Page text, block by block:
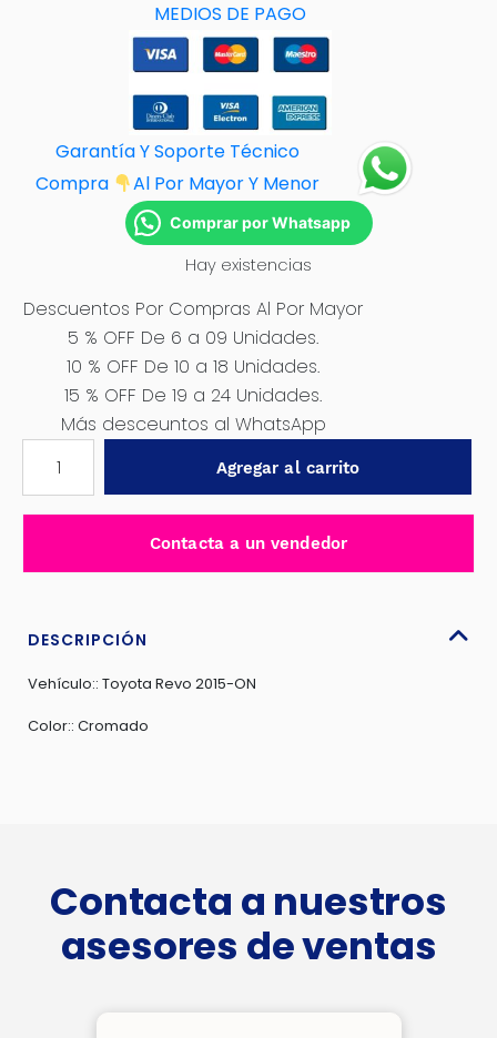
MEDIOS DE PAGO
Garantía Y Soporte Técnico
Compra
Al Por Mayor Y Menor
Comprar por Whatsapp
Hay existencias
Descuentos Por Compras Al Por Mayor
5 % OFF De 6 a 09 Unidades.
10 % OFF De 10 a 18 Unidades.
15 % OFF De 19 a 24 Unidades.
Más desceuntos al WhatsApp
CROMADO
PARA
2015-
-
E583318CH
Agregar al carrito
Contacta a un vendedor
DESCRIPCIÓN
Vehículo:: Toyota Revo 2015-ON
Color:: Cromado
Contacta a nuestros
asesores de ventas